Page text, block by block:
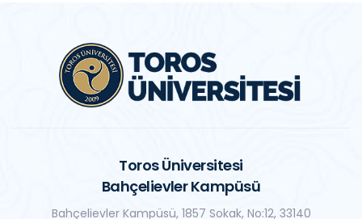
Toros Üniversitesi
Bahçelievler Kampüsü
Bahçelievler Kampüsü, 1857 Sokak, No:12, 33140